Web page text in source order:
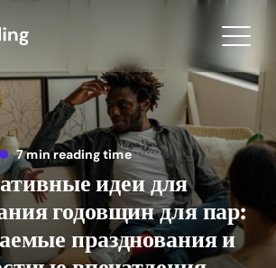
7 min reading time
идеи для
годовщин для пар:
празднования и